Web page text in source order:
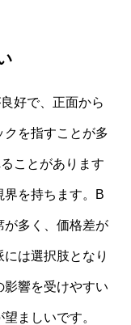
好で、正面から
を指すことが多
ことがあります
界を持ちます。B
が多く、価格差が
は選択肢となり
影響を受けやすい
ましいです。